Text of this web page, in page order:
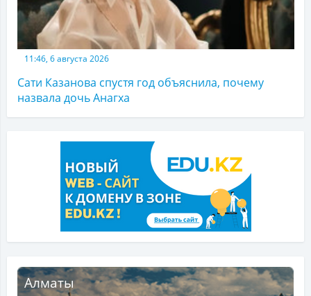
11:46, 6 августа 2026
Сати Казанова спустя год объяснила, почему
назвала дочь Анагха
Алматы